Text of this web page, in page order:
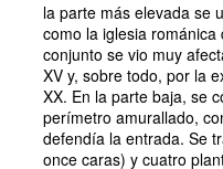
la parte más elevada se
como la iglesia
conjunto se vio muy
XV y, sobre todo, por la
XX. En la parte baja, se
perímetro amurallado,
defendía la entrada. Se
once caras) y cuatro